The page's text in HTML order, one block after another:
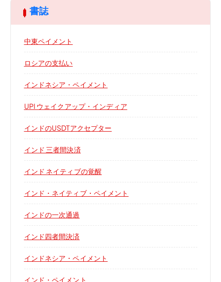
書誌
中東ペイメント
ロシアの支払い
インドネシア・ペイメント
UPI ウェイクアップ・インディア
インドのUSDTアクセプター
インド 三者間決済
インド ネイティブの覚醒
インド・ネイティブ・ペイメント
インドの一次通過
インド四者間決済
インドネシア・ペイメント
インド・ペイメント